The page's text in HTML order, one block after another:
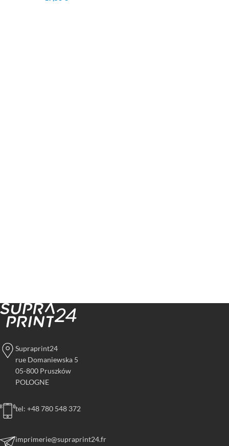
Supraprint24
rue Domaniewska 5
05-800 Pruszków
POLOGNE
tel: +48 780 548 372
imprimerie@supraprint24.fr